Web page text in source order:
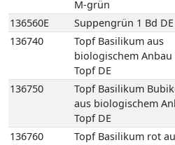
136750
Topf Basilikum
aus biologischem
Topf DE
Topf Basilikum rot
biologischem Anbau 1
Topf DE
Topf Basilikum Thai
biologischem Anbau 1
Topf DE